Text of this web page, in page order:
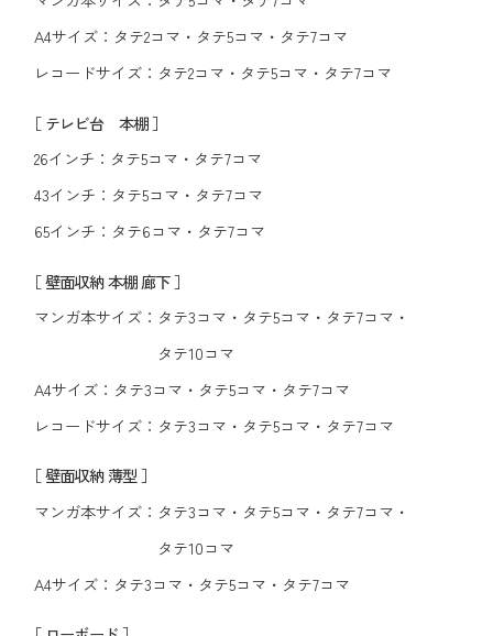
A4サイズ： タテ2コマ ・ タテ5コマ ・ タテ7コマ
レコードサイズ： タテ2コマ ・ タテ5コマ ・ タテ7コマ
［ テレビ台 本棚 ］
26インチ： タテ5コマ ・ タテ7コマ
43インチ： タテ5コマ ・ タテ7コマ
65インチ： タテ6コマ ・ タテ7コマ
［ 壁面収納 本棚 廊下 ］
マンガ本サイズ： タテ3コマ ・ タテ5コマ ・ タテ7コマ ・
タテ10コマ
A4サイズ： タテ3コマ ・ タテ5コマ ・ タテ7コマ
レコードサイズ： タテ3コマ ・ タテ5コマ ・ タテ7コマ
［ 壁面収納 薄型 ］
マンガ本サイズ： タテ3コマ ・ タテ5コマ ・ タテ7コマ ・
タテ10コマ
A4サイズ： タテ3コマ ・ タテ5コマ ・ タテ7コマ